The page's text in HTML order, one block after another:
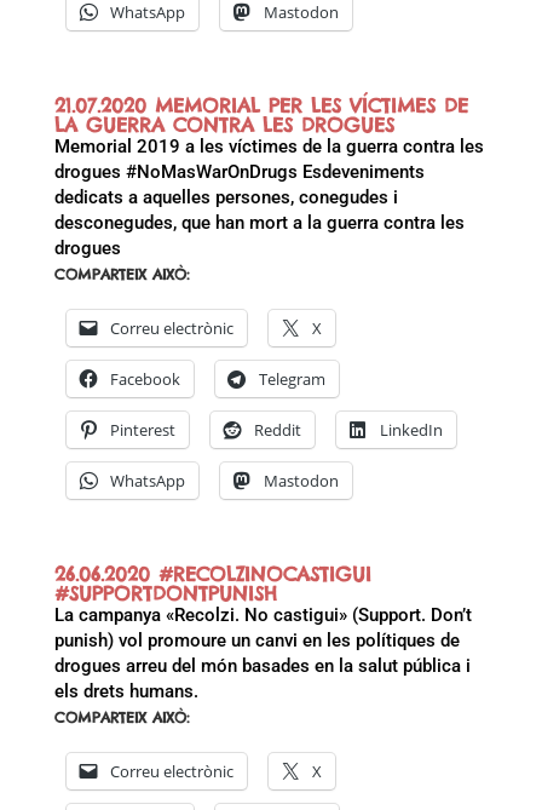
WhatsApp Mastodon
21.07.2020 MEMORIAL PER LES VÍCTIMES DE
LA GUERRA CONTRA LES DROGUES
Memorial 2019 a les víctimes de la guerra contra les
drogues #NoMasWarOnDrugs Esdeveniments
dedicats a aquelles persones, conegudes i
desconegudes, que han mort a la guerra contra les
drogues
COMPARTEIX AIXÒ:
Correu electrònic X
Facebook Telegram
Pinterest Reddit LinkedIn
WhatsApp Mastodon
26.06.2020 #RECOLZINOCASTIGUI
#SUPPORTDONTPUNISH
La campanya «Recolzi. No castigui» (Support. Don’t
punish) vol promoure un canvi en les polítiques de
drogues arreu del món basades en la salut pública i
els drets humans.
COMPARTEIX AIXÒ:
Correu electrònic X